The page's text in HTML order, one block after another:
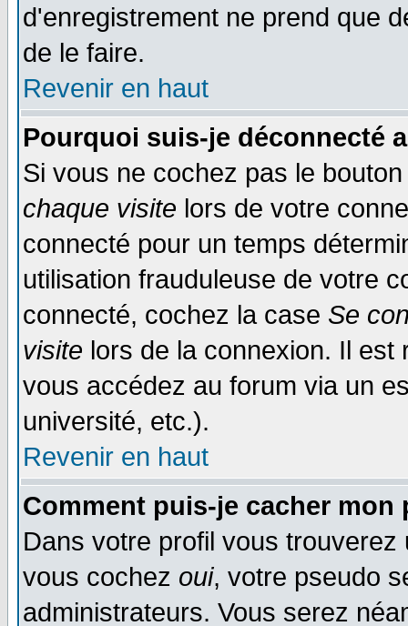
d'enregistrement ne prend que
de le faire.
Revenir en haut
Pourquoi suis-je déconnecté
Si vous ne cochez pas le
chaque visite lors de votre
connecté pour un temps
utilisation frauduleuse de votre
connecté, cochez la case Se
visite lors de la connexion. Il
vous accédez au forum via un
université, etc.).
Revenir en haut
Comment puis-je cacher
Dans votre profil vous
vous cochez oui, votre pseudo
administrateurs. Vous serez